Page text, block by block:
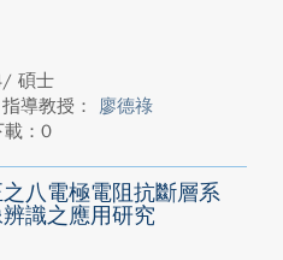
碩士
指導教授： 廖德祿
載：0
八電極電阻抗斷層系
識之應用研究